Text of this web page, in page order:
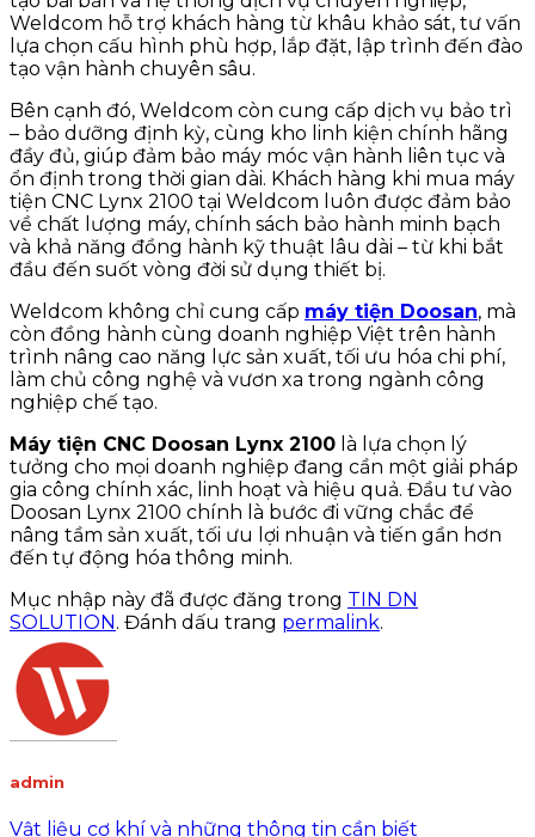
Weldcom hỗ trợ khách hàng từ khâu khảo sát, tư vấn
lựa chọn cấu hình phù hợp, lắp đặt, lập trình đến đào
tạo vận hành chuyên sâu.
Bên cạnh đó, Weldcom còn cung cấp dịch vụ bảo trì
– bảo dưỡng định kỳ, cùng kho linh kiện chính hãng
đầy đủ, giúp đảm bảo máy móc vận hành liên tục và
ổn định trong thời gian dài. Khách hàng khi mua máy
tiện CNC Lynx 2100 tại Weldcom luôn được đảm bảo
về chất lượng máy, chính sách bảo hành minh bạch
và khả năng đồng hành kỹ thuật lâu dài – từ khi bắt
đầu đến suốt vòng đời sử dụng thiết bị.
Weldcom không chỉ cung cấp máy tiện Doosan, mà
còn đồng hành cùng doanh nghiệp Việt trên hành
trình nâng cao năng lực sản xuất, tối ưu hóa chi phí,
làm chủ công nghệ và vươn xa trong ngành công
nghiệp chế tạo.
Máy tiện CNC Doosan Lynx 2100 là lựa chọn lý
tưởng cho mọi doanh nghiệp đang cần một giải pháp
gia công chính xác, linh hoạt và hiệu quả. Đầu tư vào
Doosan Lynx 2100 chính là bước đi vững chắc để
nâng tầm sản xuất, tối ưu lợi nhuận và tiến gần hơn
đến tự động hóa thông minh.
Mục nhập này đã được đăng trong TIN DN
SOLUTION. Đánh dấu trang permalink.
admin
Vật liệu cơ khí và những thông tin cần biết